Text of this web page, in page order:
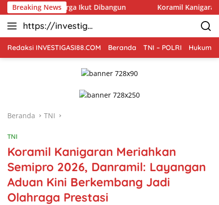
Langsung
ke
konten
Breaking News
Ikut Dibangun Koramil Kanigaran Kawal Ketan
https://investiga
si88.com
Redaksi INVESTIGASI88.COM Beranda TNI – POLRI Hukum
Beranda TNI
TNI
Koramil Kanigaran Meriahkan
Semipro 2026, Danramil: Layangan
Aduan Kini Berkembang Jadi
Olahraga Prestasi